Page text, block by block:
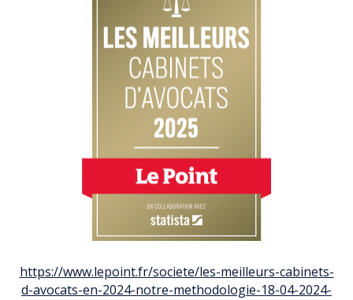
https://www.lepoint.fr/societe/les-meilleurs-cabinets-
d-avocats-en-2024-notre-methodologie-18-04-2024-